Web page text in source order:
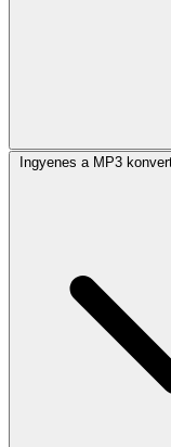
Ingyenes a MP3